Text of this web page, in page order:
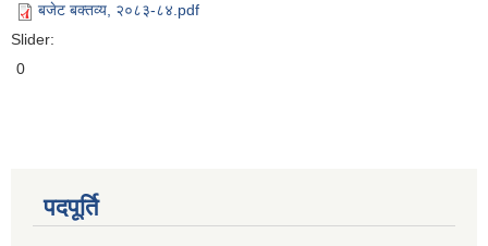
बजेट बक्तव्य, २०८३-८४.pdf
Slider:
0
पदपूर्ति